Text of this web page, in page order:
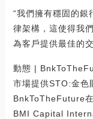
“我們擁有穩固的銀
律架構，這使得我
為客戶提供最佳的
動態 |
市場提供STO:金色
BnkToTheFuture
BMI Capital